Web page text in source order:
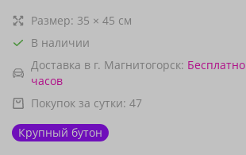
Размер: 35 × 45 см
В наличии
Доставка в г. Магнитогорск: Бесплатно
часов
Покупок за сутки: 47
Крупный бутон